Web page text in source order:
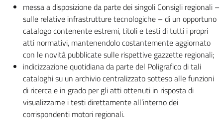
messa a disposizione da parte dei singoli Consigli regionali –
sulle relative infrastrutture tecnologiche – di un opportuno
catalogo contenente estremi, titoli e testi di tutti i propri
atti normativi, mantenendolo costantemente aggiornato
con le novità pubblicate sulle rispettive gazzette regionali;
indicizzazione quotidiana da parte del Poligrafico di tali
cataloghi su un archivio centralizzato sotteso alle funzioni
di ricerca e in grado per gli atti ottenuti in risposta di
visualizzarne i testi direttamente all’interno dei
corrispondenti motori regionali.